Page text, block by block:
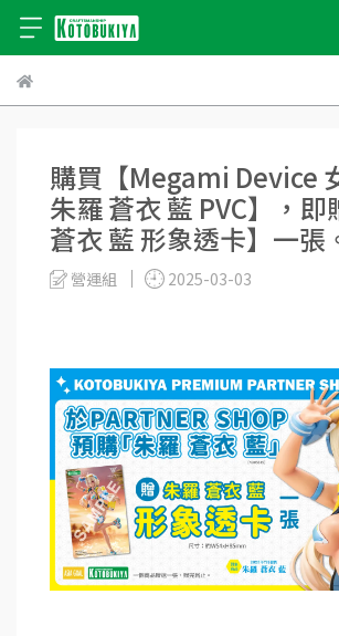
購買【Megami Device
朱羅 蒼衣 藍 PVC】，
蒼衣 藍 形象透卡】一張
營運組 2025-03-03